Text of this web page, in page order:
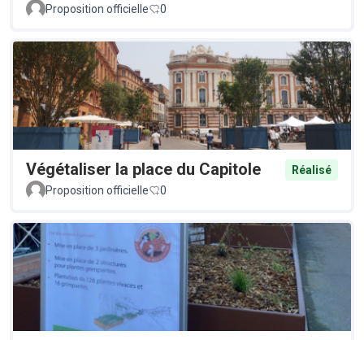
Proposition officielle 0
Végétaliser la place du Capitole
Réalisé
Proposition officielle
0